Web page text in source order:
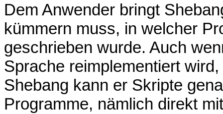
Dem Anwender bringt
kümmern muss, in welcher
geschrieben wurde. Auch
Sprache reimplementiert
Shebang kann er Skripte
Programme, nämlich direkt